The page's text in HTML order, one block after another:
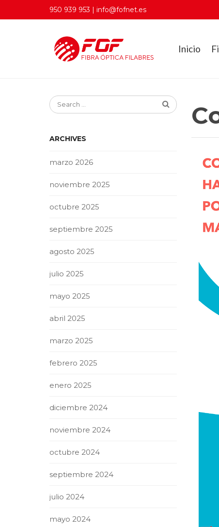
950 939 953 | info@fofnet.es
Inicio
ARCHIVES
marzo 2026
noviembre 2025
octubre 2025
septiembre 2025
agosto 2025
julio 2025
mayo 2025
abril 2025
marzo 2025
febrero 2025
enero 2025
diciembre 2024
noviembre 2024
octubre 2024
septiembre 2024
julio 2024
mayo 2024